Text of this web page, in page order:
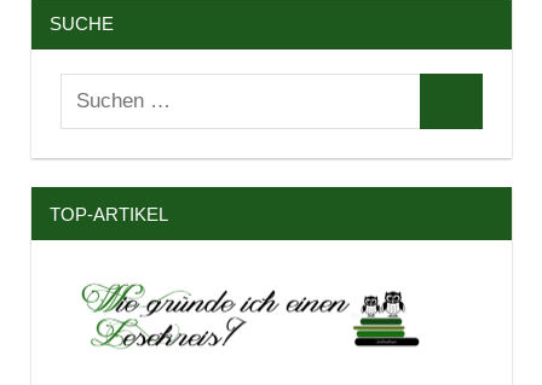
SUCHE
Suchen
nach:
TOP-ARTIKEL